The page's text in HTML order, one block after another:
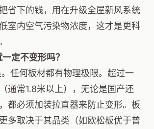
省下的钱，用在升级全屋新风系统
室内空气污染物浓度，这才是更科
定不变形吗？
任何板材都有物理极限。超过一
通常1.8米以上），无论是国产还
都必须加装拉直器来防止变形。板
多取决于其品类（如欧松板优于普